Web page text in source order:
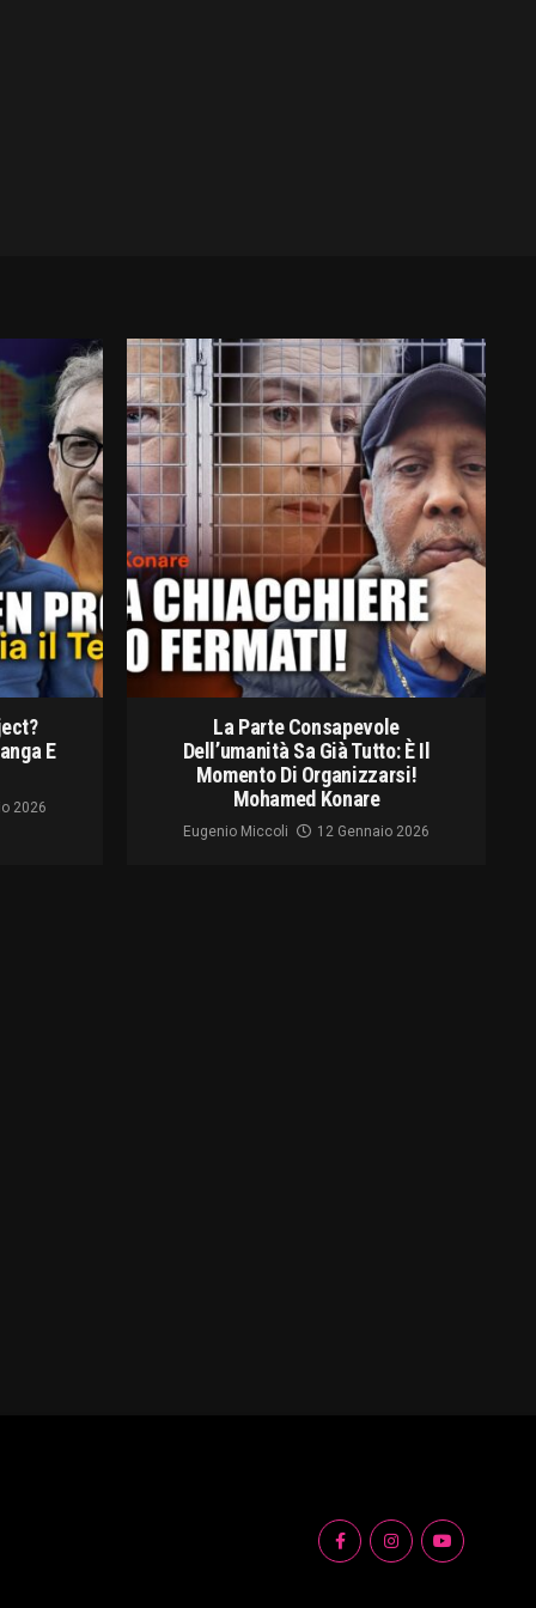
E
2026
La Parte Consapevole
Dell’umanità Sa Già Tutto: È Il
Momento Di Organizzarsi!
Mohamed Konare
Eugenio Miccoli 12 Gennaio 2026